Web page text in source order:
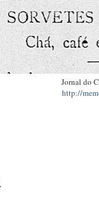
Jornal do
http://